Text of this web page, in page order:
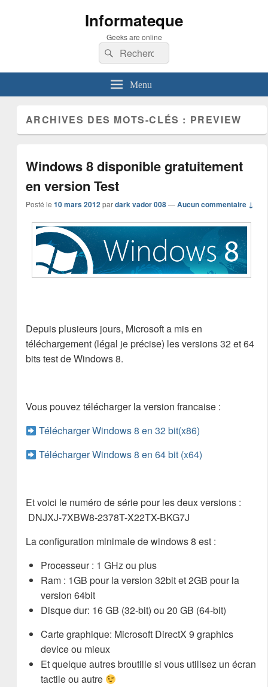
Informateque
Geeks are online
Recherche :
Rechercher
Menu
ARCHIVES DES MOTS-CLÉS : PREVIEW
Windows 8 disponible gratuitement
en version Test
Posté le 10 mars 2012 pardark vador 008 —Aucun commentaire ↓
Depuis plusieurs jours, Microsoft a mis en
téléchargement (légal je précise) les versions 32 et 64
bits test de Windows 8.
Vous pouvez télécharger la version francaise :
Télécharger Windows 8 en 32 bit(x86)
Télécharger Windows 8 en 64 bit (x64)
Et voici le numéro de série pour les deux versions :
DNJXJ-7XBW8-2378T-X22TX-BKG7J
La configuration minimale de windows 8 est :
Processeur : 1 GHz ou plus
Ram : 1GB pour la version 32bit et 2GB pour la
version 64bit
Disque dur: 16 GB (32-bit) ou 20 GB (64-bit)
Carte graphique: Microsoft DirectX 9 graphics
device ou mieux
Et quelque autres broutille si vous utilisez un écran
tactile ou autre